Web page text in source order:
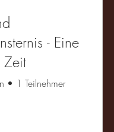
- Eine
Zeit
• 1 Teilnehmer